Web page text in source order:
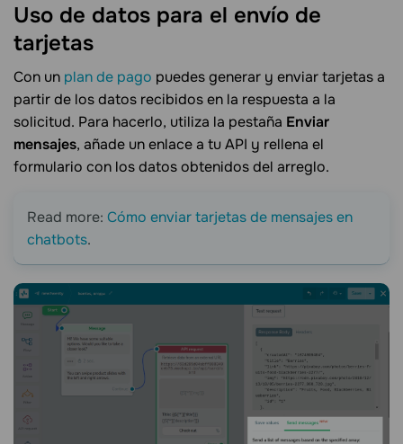
Uso de datos para el envío de
tarjetas
Con un plan de pago puedes generar y enviar tarjetas a
partir de los datos recibidos en la respuesta a la
solicitud. Para hacerlo, utiliza la pestaña Enviar
mensajes, añade un enlace a tu API y rellena el
formulario con los datos obtenidos del arreglo.
Read more: Cómo enviar tarjetas de mensajes en
chatbots.